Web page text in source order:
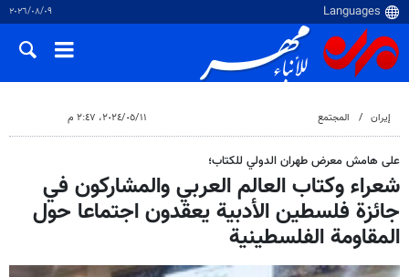
٠٩‏/٠٨‏/٢٠٢٦
إيران المجتمع ١١‏/٠٥‏/٢٠٢٤، ٢:٤٧ م
على هامش معرض طهران الدولي للكتاب؛
شعراء وكتاب العالم العربي والمشاركون في
جائزة فلسطين الأدبية يعقدون اجتماعا حول
المقاومة الفلسطينية